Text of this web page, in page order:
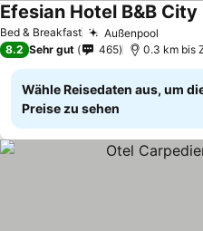
Bed & Breakfast Außenpool
Efesian Hotel B&B
8.2 Sehr gut 465 0.3 km bis
Wähle Reisedaten aus, um
Preise zu sehen